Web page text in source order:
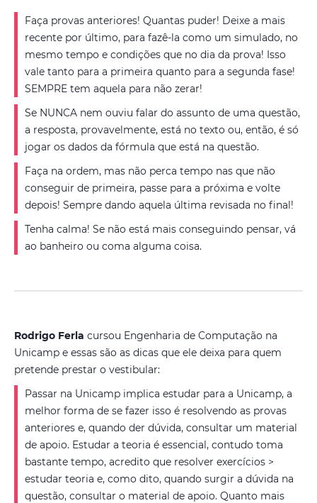
Faça provas anteriores! Quantas puder! Deixe a mais
recente por último, para fazê-la como um simulado, no
mesmo tempo e condições que no dia da prova! Isso
vale tanto para a primeira quanto para a segunda fase!
SEMPRE tem aquela para não zerar!
Se NUNCA nem ouviu falar do assunto de uma questão,
a resposta, provavelmente, está no texto ou, então, é só
jogar os dados da fórmula que está na questão.
Faça na ordem, mas não perca tempo nas que não
conseguir de primeira, passe para a próxima e volte
depois! Sempre dando aquela última revisada no final!
Tenha calma! Se não está mais conseguindo pensar, vá
ao banheiro ou coma alguma coisa.
Rodrigo Ferla cursou Engenharia de Computação na
Unicamp e essas são as dicas que ele deixa para quem
pretende prestar o vestibular:
Passar na Unicamp implica estudar para a Unicamp, a
melhor forma de se fazer isso é resolvendo as provas
anteriores e, quando der dúvida, consultar um material
de apoio. Estudar a teoria é essencial, contudo toma
bastante tempo, acredito que resolver exercícios >
estudar teoria e, como dito, quando surgir a dúvida na
questão, consultar o material de apoio. Quanto mais